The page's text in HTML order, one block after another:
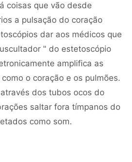
coisas que vão desde
a pulsação do coração
dar aos médicos que
" do estetoscópio
amplifica as
o coração e os pulmões.
dos tubos ocos do
saltar fora tímpanos do
como som.